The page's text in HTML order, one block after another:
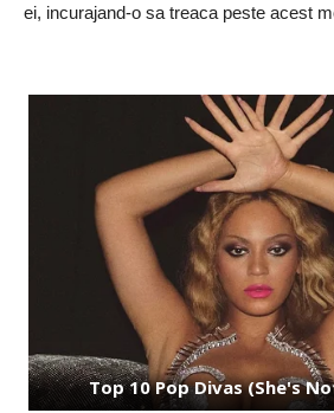
ei, incurajand-o sa treaca peste acest